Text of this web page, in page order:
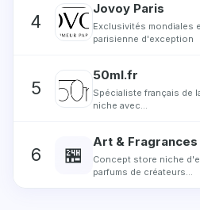
4
Jovoy Paris
Exclusivités mondiales
parisienne d'exception
5
50ml.fr
Spécialiste français de
niche avec…
6 🏪
Art & Fragrances
Concept store niche
parfums de créateurs…